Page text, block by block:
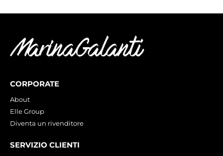
CORPORATE
About
Elle Group
Diventa un rivenditore
SERVIZIO CLIENTI